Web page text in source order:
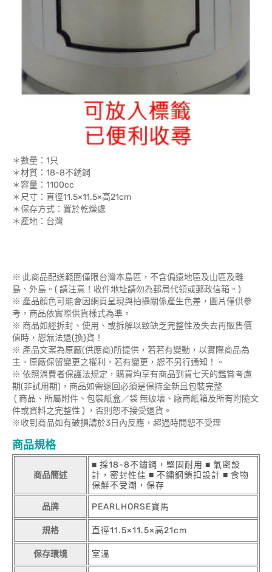
＊數量：1只
＊材質：18-8不銹鋼
＊容量：1100cc
＊尺寸：直徑11.5×11.5×高21cm
＊保存方式：置於乾燥處
＊產地：台灣
※ 此商品配送範圍僅限台灣本島區，不含偏遠地區及山區及離
島、外島。( 請注意！收件地址請勿為郵局代領或郵政信箱。)
※ 產品顏色可能會因網頁呈現與拍攝關係產生色差，圖片僅供參
考，商品依實際供貨樣式為準。
※ 商品如經拆封、使用、或拆解以致缺乏完整性及失去再販售價
值時，恕無法退(換)貨！
※ 產品文案為原廠(供應商)所提供，若若有變動，以實際商品為
主。原廠保留變更之權利，若有變更，恕不另行通知！。
※ 依照消費者保護法規定，購買均享有商品到貨七天的鑑賞考慮
期(非試用期)，商品如需退回必須是保持全新且包裝完整
( 商品、所屬附件、包裝紙盒／袋 無破壞、廠商紙箱及所有附隨文
件或資料之完整性 ) ，否則恕不接受退貨。
※收到商品如有破損請於3日內反應，超過時間恕不受理
商品規格
商品簡述
■ 採18-8不鏽鋼，堅固耐用 ■ 氣密設
計，密封性佳 ■ 不鏽鋼鎖扣設計 ■ 食物
保鮮不受潮，保存
品牌 PEARLHORSE寶馬
規格 直徑11.5×11.5×高21cm
保存環境 室溫